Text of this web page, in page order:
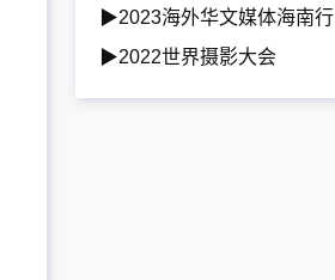
▶2023海外华文媒体海南行
▶2022世界摄影大会